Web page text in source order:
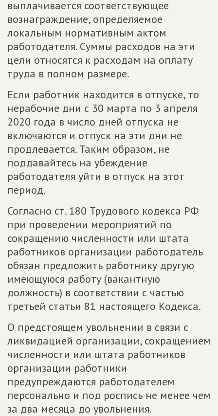
выплачивается соответствующее
вознаграждение, определяемое
локальным нормативным актом
работодателя. Суммы расходов на эти
цели относятся к расходам на оплату
труда в полном размере.
Если работник находится в отпуске, то
нерабочие дни с 30 марта по 3 апреля
2020 года в число дней отпуска не
включаются и отпуск на эти дни не
продлевается. Таким образом, не
поддавайтесь на убеждение
работодателя уйти в отпуск на этот
период.
Согласно ст. 180 Трудового кодекса РФ
при проведении мероприятий по
сокращению численности или штата
работников организации работодатель
обязан предложить работнику другую
имеющуюся работу (вакантную
должность) в соответствии с частью
третьей статьи 81 настоящего Кодекса.
О предстоящем увольнении в связи с
ликвидацией организации, сокращением
численности или штата работников
организации работники
предупреждаются работодателем
персонально и под роспись не менее чем
за два месяца до увольнения.